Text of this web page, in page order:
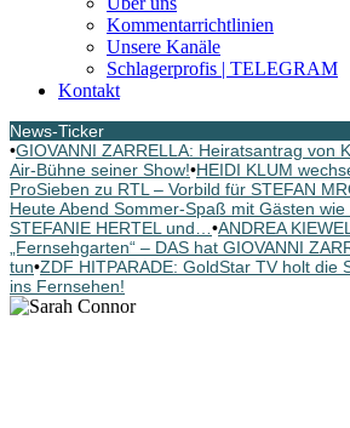
Kommentarrichtlinien
Unsere Kanäle
Schlagerprofis | TELEGRAM
Kontakt
News-Ticker
•GIOVANNI ZARRELLA: Heiratsantrag von
Air-Bühne seiner Show!•HEIDI KLUM
ProSieben zu RTL – Vorbild für STEFAN
Heute Abend Sommer-Spaß mit Gästen wie
STEFANIE HERTEL und… •ANDREA
„Fernsehgarten“ – DAS hat GIOVANNI
tun•ZDF HITPARADE: GoldStar TV holt die
ins Fernsehen!